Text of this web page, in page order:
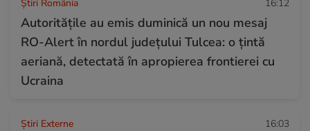
Știri România 16:12
Autoritățile au emis duminică un nou mesaj
RO-Alert în nordul județului Tulcea: o ţintă
aeriană, detectată în apropierea frontierei cu
Ucraina
Știri Externe 16:03